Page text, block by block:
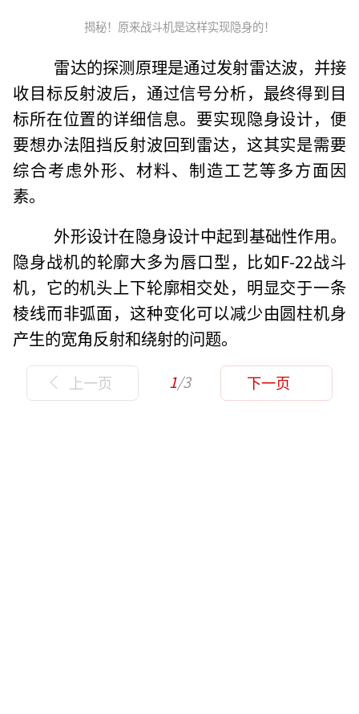
揭秘！原来战斗机是这样实现隐身的！
雷达的探测原理是通过发射雷达波，并接
收目标反射波后，通过信号分析，最终得到目
标所在位置的详细信息。要实现隐身设计，便
要想办法阻挡反射波回到雷达，这其实是需要
综合考虑外形、材料、制造工艺等多方面因
素。
外形设计在隐身设计中起到基础性作用。
隐身战机的轮廓大多为唇口型，比如F-22战斗
机，它的机头上下轮廓相交处，明显交于一条
棱线而非弧面，这种变化可以减少由圆柱机身
产生的宽角反射和绕射的问题。
上一页 1/3 下一页